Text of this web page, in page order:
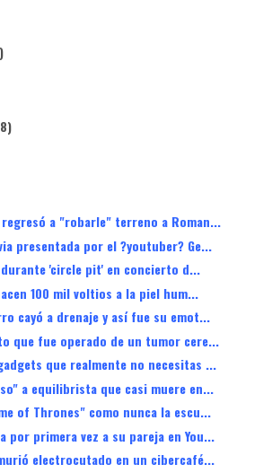
regresó a "robarle" terreno a Roman...
presentada por el ?youtuber? Ge...
'circle pit' en concierto d...
100 mil voltios a la piel hum...
cayó a drenaje y así fue su emot...
que fue operado de un tumor cere...
que realmente no necesitas ...
a equilibrista que casi muere en...
of Thrones" como nunca la escu...
por primera vez a su pareja en You...
electrocutado en un cibercafé...